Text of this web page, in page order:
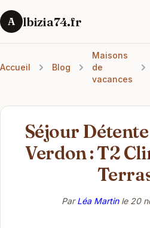
A lbizia74.fr
Accueil Blog
Maisons
de
vacances
Séjour
Verdon : T2
ParLéa Martinle 20